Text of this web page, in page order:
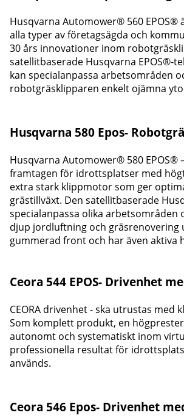
Husqvarna Automower® 560
alla typer av företagsägda och
30 års innovationer inom
satellitbaserade Husqvarna EPOS®-
kan specialanpassa arbetsområden
robotgräsklipparen enkelt ojämna
Husqvarna 580 Epos-
Husqvarna Automower® 580
framtagen för idrottsplatser med
extra stark klippmotor som ger
grästillväxt. Den satellitbaserade
specialanpassa olika
djup jordluftning och
gummerad front och har även
Ceora 544 EPOS- Drivenhet
CEORA drivenhet - ska utrustas med
Som komplett produkt, en
autonomt och systematiskt inom
professionella resultat för
används.
Ceora 546 Epos- Drivenhet